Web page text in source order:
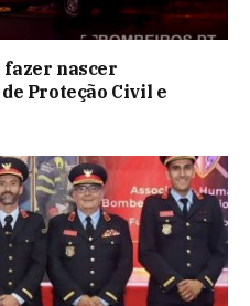
fazer nascer
Proteção Civil e